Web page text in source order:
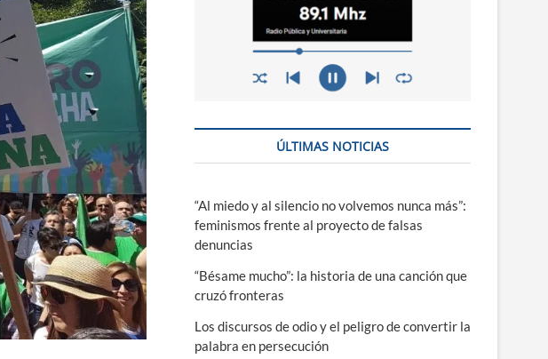
ÚLTIMAS NOTICIAS
“Al miedo y al silencio no volvemos nunca más”:
feminismos frente al proyecto de falsas
denuncias
“Bésame mucho”: la historia de una canción que
cruzó fronteras
Los discursos de odio y el peligro de convertir la
palabra en persecución